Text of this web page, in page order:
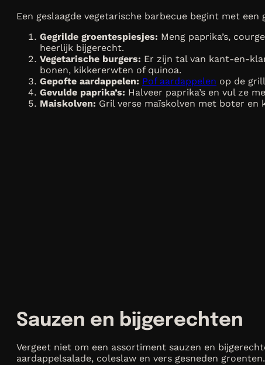
Een geslaagde vegetarische barbecue begint met
Gegrilde groentespiesjes: Meng paprika’s,
heerlijk bijgerecht.
Vegetarische burgers: Er zijn tal van kant-en-
bonen, kikkererwten of quinoa.
Gepofte aardappelen: Pof aardappelen op de
Gevulde paprika’s: Halveer paprika’s en vul ze
Maiskolven: Gril verse maïskolven met boter
Sauzen en bijgerechten
Vergeet niet om een assortiment sauzen en
aardappelsalade, coleslaw en vers gesneden